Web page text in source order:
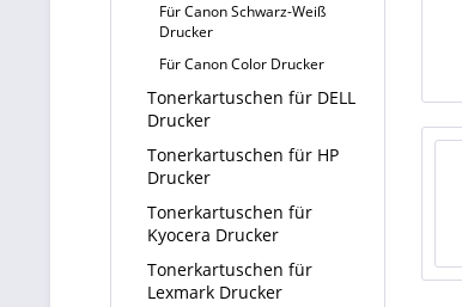
Für Canon Schwarz-Weiß
Drucker
Für Canon Color Drucker
Tonerkartuschen für DELL
Drucker
Tonerkartuschen für HP
Drucker
Tonerkartuschen für
Kyocera Drucker
Tonerkartuschen für
Lexmark Drucker